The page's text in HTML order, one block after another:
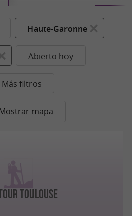
Haute-Garonne
Abierto hoy
Más filtros
mapa
Toulouse